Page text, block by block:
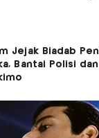
Jejak Biadab
Bantai Polisi